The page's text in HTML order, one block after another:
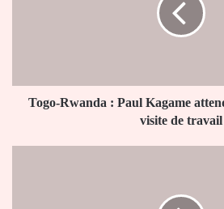
pour
Togo-Rwanda : Paul Kagame
visite de travail